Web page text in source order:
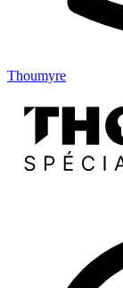
Thoumyre